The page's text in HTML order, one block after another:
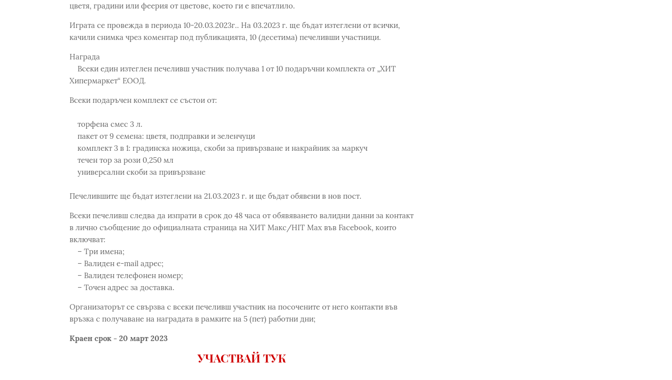
цветя, градини или феерия от цветове, което ги е впечатлило.
Играта се провежда в периода 10-20.03.2023г.. На 03.2023 г. ще бъдат изтеглени от всички,
качили снимка чрез коментар под публикацията, 10 (десетима) печеливши участници.
Награда
Всеки един изтеглен печеливш участник получава 1 от 10 подаръчни комплекта от „ХИТ
Хипермаркет“ ЕООД.
Всеки подаръчен комплект се състои от:
торфена смес 3 л.
пакет от 9 семена: цветя, подправки и зеленчуци
комплект 3 в 1: градинска ножица, скоби за привързване и накрайник за маркуч
течен тор за рози 0,250 мл
универсални скоби за привързване
Печелившите ще бъдат изтеглени на 21.03.2023 г. и ще бъдат обявени в нов пост.
Всеки печеливш следва да изпрати в срок до 48 часа от обявяването валидни данни за контакт
в лично съобщение до официалната страница на ХИТ Макс/HIT Max във Facebook, които
включват:
– Три имена;
– Валиден e-mail адрес;
– Валиден телефонен номер;
– Точен адрес за доставка.
Организаторът се свързва с всеки печеливш участник на посочените от него контакти във
връзка с получаване на наградата в рамките на 5 (пет) работни дни;
Краен срок - 20 март 2023
УЧАСТВАЙ ТУК